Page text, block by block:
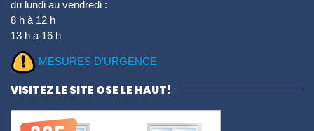
du lundi au vendredi :
8 h à 12 h
13 h à 16 h
MESURES D'URGENCE
VISITEZ LE SITE OSE LE HAUT!